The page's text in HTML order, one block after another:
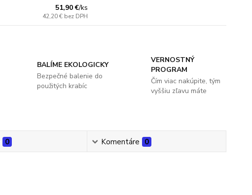
51,90 €/ks
42,20 € bez DPH
BALÍME EKOLOGICKY
Bezpečné balenie do
použitých krabíc
VERNOSTNÝ
PROGRAM
Čím viac nakúpite, tým
vyššiu zľavu máte
0 Komentáre 0